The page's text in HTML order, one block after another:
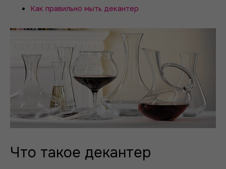
Как правильно мыть декантер
Что такое декантер